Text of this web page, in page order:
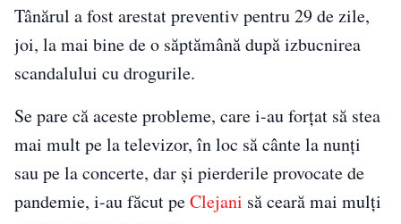
Tânărul a fost arestat preventiv pentru 29 de zile,
joi, la mai bine de o săptămână după izbucnirea
scandalului cu drogurile.
Se pare că aceste probleme, care i-au forţat să stea
mai mult pe la televizor, în loc să cânte la nunţi
sau pe la concerte, dar şi pierderile provocate de
pandemie, i-au făcut peClejani să ceară mai mulţi